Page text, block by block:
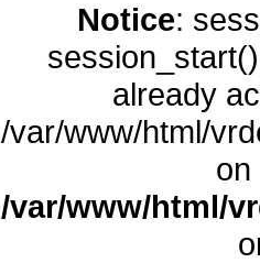
Notice:
already
/var/www/html/
on
/var/www/html/